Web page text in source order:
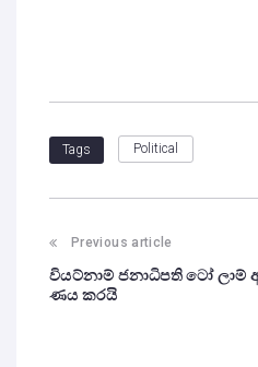
Tags Political
Previous article
වියට්නාම් ජනාධිපති ටෝ ලාම්
ණය කරයි